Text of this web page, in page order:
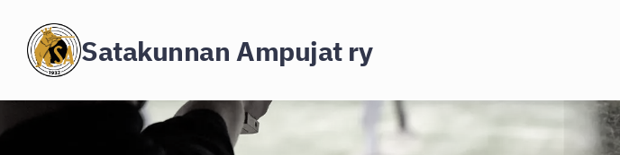
Siirry
sivun
sisältöön
Satakunnan Ampujat ry